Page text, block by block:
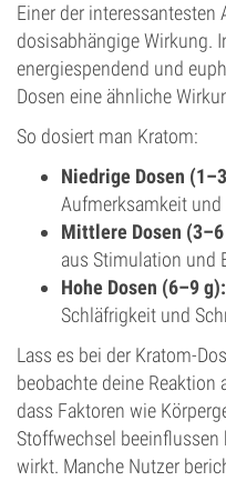
Einer der
dosisabhängige Wirkung.
energiespendend und
Dosen eine ähnliche
So dosiert man Kratom:
Niedrige Dosen
Aufmerksamkeit und
Mittlere Dosen
aus Stimulation und
Hohe Dosen (6–9 g):
Schläfrigkeit und
Lass es bei der Kratom-
beobachte deine Reaktion
dass Faktoren wie
Stoffwechsel
wirkt. Manche Nutzer